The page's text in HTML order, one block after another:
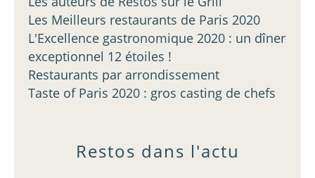
Les Meilleurs restaurants de Paris 2020
L'Excellence gastronomique 2020 : un dîner
exceptionnel 12 étoiles !
Restaurants par arrondissement
Taste of Paris 2020 : gros casting de chefs
Restos dans l'actu